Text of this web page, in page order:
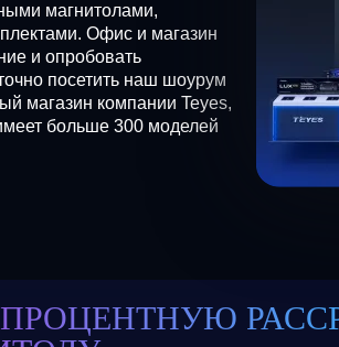
магнитолами,
Офис и магазин
и опробовать
посетить наш шоурум
магазин компании Teyes,
больше 300 моделей